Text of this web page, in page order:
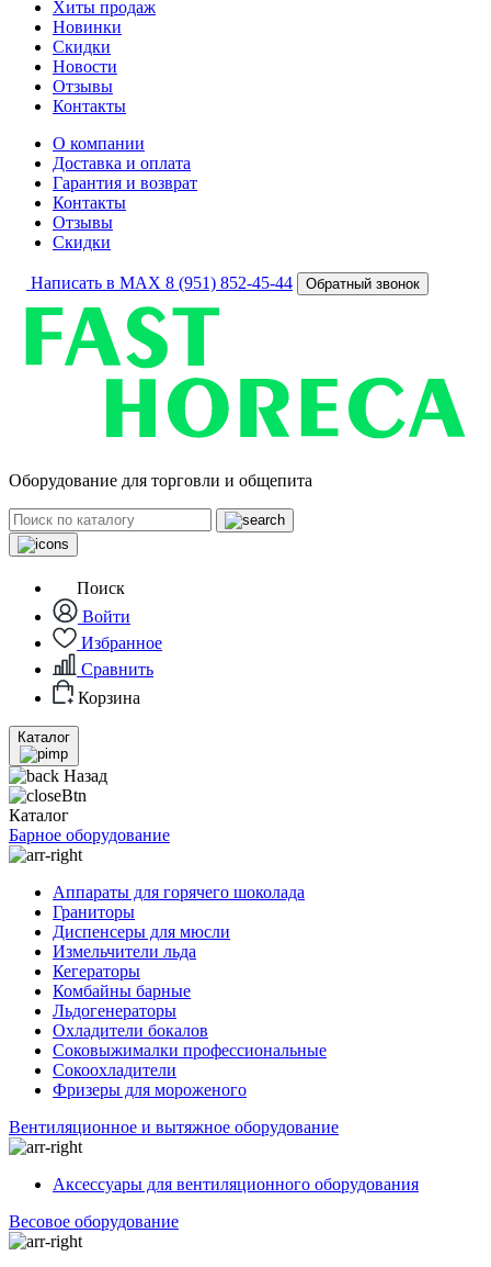
Хиты продаж
Новинки
Скидки
Новости
Отзывы
Контакты
О компании
Доставка и оплата
Гарантия и возврат
Контакты
Отзывы
Скидки
Написать в MAX 8 (951) 852-45-44 Обратный звонок
Оборудование для торговли и общепита
Поиск
Войти
Избранное
Сравнить
Корзина
Каталог
Назад
Каталог
Барное оборудование
Аппараты для горячего шоколада
Граниторы
Диспенсеры для мюсли
Измельчители льда
Кегераторы
Комбайны барные
Льдогенераторы
Охладители бокалов
Соковыжималки профессиональные
Сокоохладители
Фризеры для мороженого
Вентиляционное и вытяжное оборудование
Аксессуары для вентиляционного оборудования
Весовое оборудование